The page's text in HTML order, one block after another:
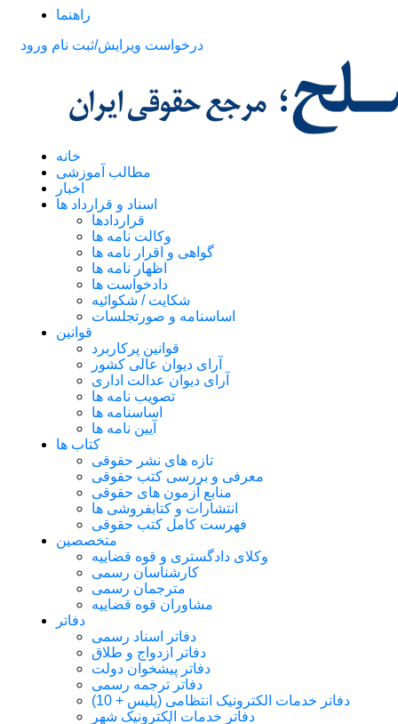
راهنما
درخواست ویرایش/ثبت نام ورود
خانه
مطالب آموزشی
اخبار
اسناد و قرارداد ها
قراردادها
وکالت نامه ها
گواهی و اقرار نامه ها
اظهار نامه ها
دادخواست ها
شکایت / شکوائیه
اساسنامه و صورتجلسات
قوانین
قوانین پرکاربرد
آرای دیوان عالی کشور
آرای دیوان عدالت اداری
تصویب نامه ها
اساسنامه ها
آیین نامه ها
کتاب ها
تازه های نشر حقوقی
معرفی و بررسی کتب حقوقی
منابع آزمون های حقوقی
انتشارات و کتابفروشی ها
فهرست کامل کتب حقوقی
متخصصین
وکلای دادگستری و قوه قضاییه
کارشناسان رسمی
مترجمان رسمی
مشاوران قوه قضاییه
دفاتر
دفاتر اسناد رسمی
دفاتر ازدواج و طلاق
دفاتر پیشخوان دولت
دفاتر ترجمه رسمی
دفاتر خدمات الکترونیک انتظامی (پلیس + 10)
دفاتر خدمات الکترونیک شهر